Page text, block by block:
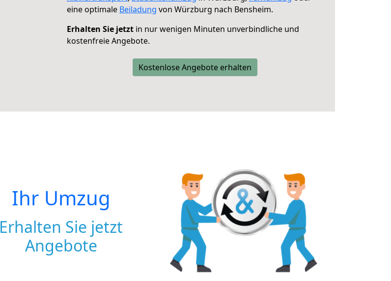
eine optimale Beiladung von Würzburg nach Bensheim.
Erhalten Sie jetzt in nur wenigen Minuten unverbindliche und
kostenfreie Angebote.
Kostenlose Angebote erhalten
Ihr Umzug
Erhalten Sie jetzt
Angebote